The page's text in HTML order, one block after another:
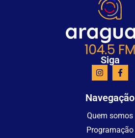
Siga
Navegação
Quem somos
Programação